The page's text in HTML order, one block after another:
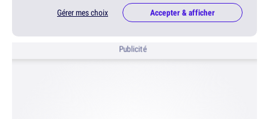
Gérer mes choix Accepter & afficher
Publicité